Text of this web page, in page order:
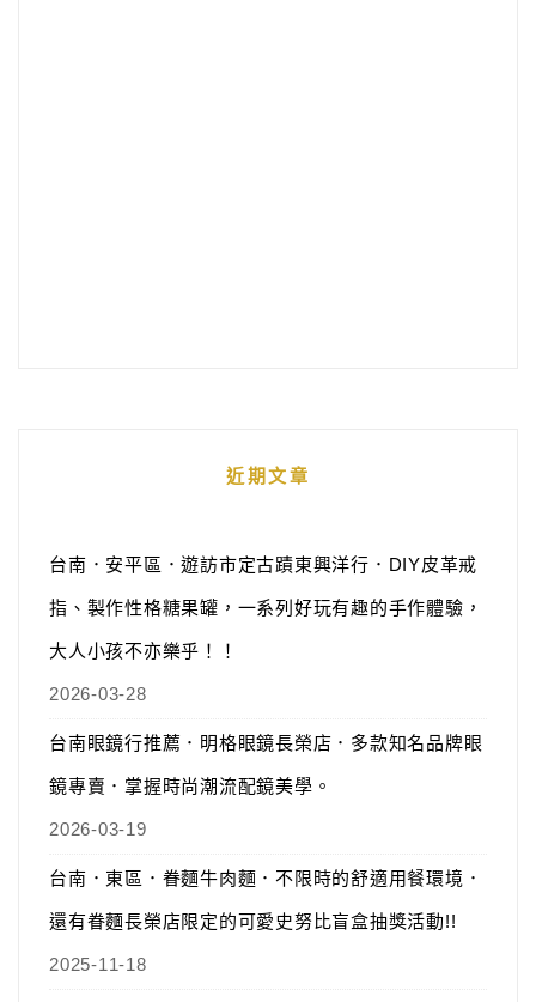
近期文章
台南．安平區．遊訪市定古蹟東興洋行．DIY皮革戒
指、製作性格糖果罐，一系列好玩有趣的手作體驗，
大人小孩不亦樂乎！！
2026-03-28
台南眼鏡行推薦．明格眼鏡長榮店．多款知名品牌眼
鏡專賣．掌握時尚潮流配鏡美學。
2026-03-19
台南．東區．眷麵牛肉麵．不限時的舒適用餐環境．
還有眷麵長榮店限定的可愛史努比盲盒抽獎活動!!
2025-11-18